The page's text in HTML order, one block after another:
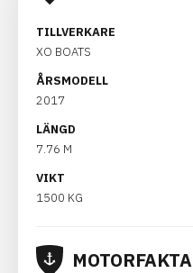
TILLVERKARE
XO BOATS
ÅRSMODELL
2017
LÄNGD
7.76 M
VIKT
1500 KG
MOTORFAKTA